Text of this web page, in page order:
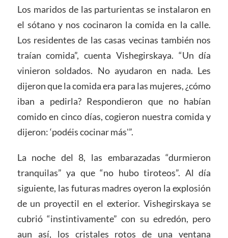
Los maridos de las parturientas se instalaron en
el sótano y nos cocinaron la comida en la calle.
Los residentes de las casas vecinas también nos
traían comida”, cuenta Vishegirskaya. “Un día
vinieron soldados. No ayudaron en nada. Les
dijeron que la comida era para las mujeres, ¿cómo
iban a pedirla? Respondieron que no habían
comido en cinco días, cogieron nuestra comida y
dijeron: ‘podéis cocinar más'”.
La noche del 8, las embarazadas “durmieron
tranquilas” ya que “no hubo tiroteos”. Al día
siguiente, las futuras madres oyeron la explosión
de un proyectil en el exterior. Vishegirskaya se
cubrió “instintivamente” con su edredón, pero
aun así, los cristales rotos de una ventana